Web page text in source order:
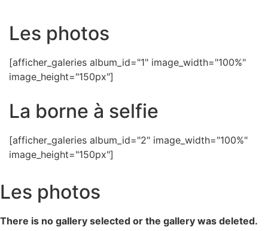
Les photos
[afficher_galeries album_id="1" image_width="100%"
image_height="150px"]
La borne à selfie
[afficher_galeries album_id="2" image_width="100%"
image_height="150px"]
Les photos
There is no gallery selected or the gallery was deleted.